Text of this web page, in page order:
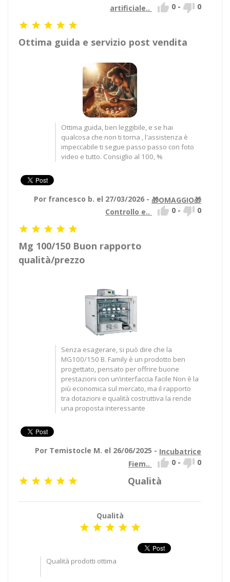
artificiale..
 0 -  0
    
Ottima guida e servizio post vendita
Ottima guida, ben leggibile, e se hai
qualcosa che non ti torna , l'assistenza è
impeccabile ti segue passo passo con foto
video e tutto. Consiglio al 100, %
Por francesco b. el 27/03/2026 - 🎁OMAGGIO🎁
Controllo e..
 0 -  0
    
Mg 100/150 Buon rapporto
qualità/prezzo
Senza esagerare, si può dire che la
MG100/150 B. Family è un prodotto ben
progettato, pensato per offrire buone
prestazioni con un’interfaccia facile Non è la
più economica sul mercato, ma il rapporto
tra dotazioni e qualità costruttiva la rende
una proposta interessante
Por Temistocle M. el 26/06/2025 - Incubatrice
Fiem..
 0 -  0
     Qualità
Qualità
    
Qualità prodotti ottima